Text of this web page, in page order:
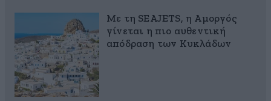
Με τη SEAJETS, η Αμοργός
γίνεται η πιο αυθεντική
απόδραση των Κυκλάδων